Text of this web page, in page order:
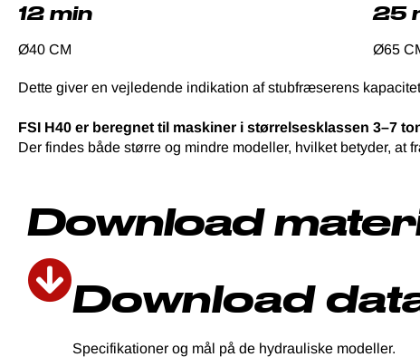
12 min
Ø40 CM
25
Ø65
Dette giver en vejledende indikation af stubfræserens
FSI H40 er beregnet til maskiner i størrelsesklassen 3–7
Der findes både større og mindre modeller, hvilket betyder,
Download
Download
Specifikationer og mål på de hydrauliske modeller.